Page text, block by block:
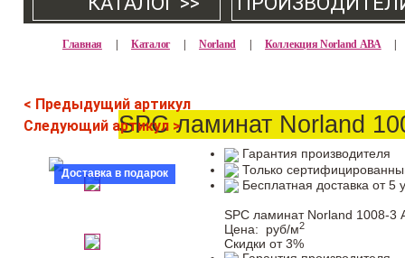
Главная Каталог Norland Коллекция Norland АВА
< Предыдущий артикул
Следующий артикул >SPC ламинат Norland
Доставка в подарок
Гарантия производителя
Только
Бесплатная доставка от 5
SPC ламинат Norland 1008-3
Цена:
руб/м2
Скидки от 3%